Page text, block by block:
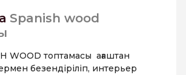
Spanish wood
WOOD топтамасы ағаштан
безендіріліп, интерьер